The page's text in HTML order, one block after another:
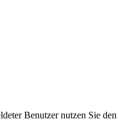
Benutzer nutzen Sie